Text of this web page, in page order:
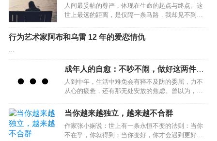
下等人的智慧。《人性的弱点》这本书的优点在于
它写…
觉得可以和爱的人白头偕老，真的是一件太美好的
事。 于是兴奋冲昏了头脑，以致她完全没有感觉到
男友微妙的态度变化。男友对婚礼完全不上心，她
也一点都不在意，自己挑起了全部的担子，制作请
人间最妥帖的尊严，体现在生命的起点与终点。这
世上最远的距离，是仅隔一条马路，我却见不到
照顾；他们和你在一座城市，相距不过一碗饭的距
离；他们在马路这边的小区，你在马路那边的高
错了。8月18日，芜湖鹰都花苑小区内，一对老夫妻
双双死亡多日后，才被闻到异味的邻居发现。生
前，这对老夫妻养育两个儿子一个女儿，有着体面
而有尊严的职业：老爷子是重点中学的老师，患有
行为艺术家阿布和乌雷 12 年的爱恋情仇
…
成年人的自愈：不吵不闹，做好这两件事
就够了
人到中年，生活中难免会有猝不及防的委屈，力不
从心的疲惫，还有那无处安放的焦虑。曾以为，歇
能抚平内心的烦躁。可到最后才发现，向外的情绪
宣泄不过是一场徒劳的自我内耗。真正的自愈，从
不在向外索取情绪慰藉，而在向内探寻内心力量。
不吵不闹，稳住自己，做好这两件事，是成年人穿
当你越来越独立，越来越不合群
作家张小娴说：世上有一条永恒不变的法则：当你
不在乎，你就得到；当你变好，你才会遇到更好，